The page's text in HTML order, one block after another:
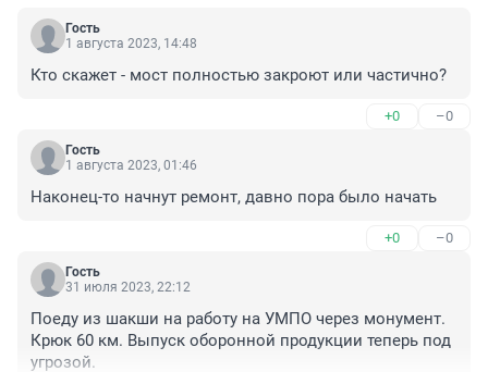
Гость
1 августа 2023, 14:48
Кто скажет - мост полностью закроют или частично?
+0 –0
Гость
1 августа 2023, 01:46
Наконец-то начнут ремонт, давно пора было начать
+0 –0
Гость
31 июля 2023, 22:12
Поеду из шакши на работу на УМПО через монумент.
Крюк 60 км. Выпуск оборонной продукции теперь под
угрозой.